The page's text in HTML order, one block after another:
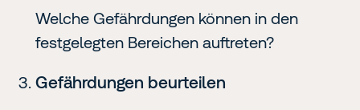
Welche Gefährdungen können in den
festgelegten Bereichen auftreten?
Gefährdungen beurteilen